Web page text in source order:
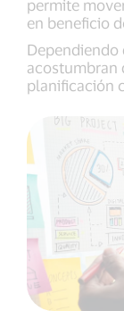
permite
en beneficio
Dependiendo
acostumbran
planificación